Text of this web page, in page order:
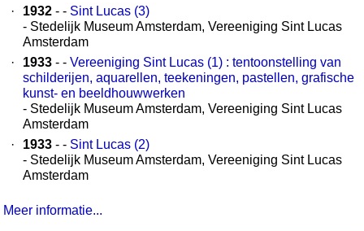
·
1932 - - Sint Lucas (3)
- Stedelijk Museum Amsterdam, Vereeniging Sint Lucas
Amsterdam
·
1933 - - Vereeniging Sint Lucas (1) : tentoonstelling van
schilderijen, aquarellen, teekeningen, pastellen, grafische
kunst- en beeldhouwwerken
- Stedelijk Museum Amsterdam, Vereeniging Sint Lucas
Amsterdam
·
1933 - - Sint Lucas (2)
- Stedelijk Museum Amsterdam, Vereeniging Sint Lucas
Amsterdam
Meer informatie...